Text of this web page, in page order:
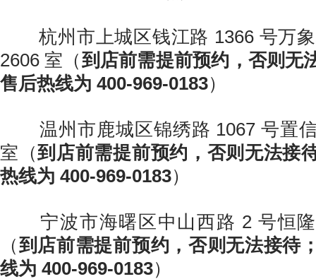
杭州市上城区钱江路 1366 号万象
2606 室（到店前需提前预约，否则无
售后热线为 400-969-0183）
温州市鹿城区锦绣路 1067 号置信
室（到店前需提前预约，否则无法接
热线为 400-969-0183）
宁波市海曙区中山西路 2 号恒隆
（到店前需提前预约，否则无法接待
线为 400-969-0183）